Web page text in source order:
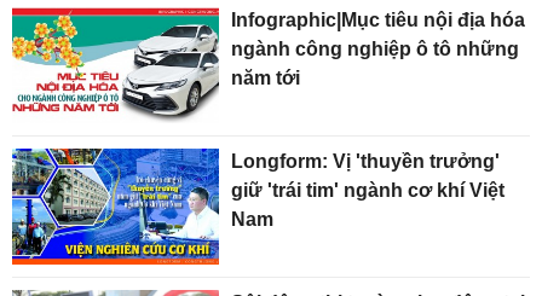
Infographic|Mục tiêu nội địa hóa
ngành công nghiệp ô tô những
năm tới
Longform: Vị 'thuyền trưởng'
giữ 'trái tim' ngành cơ khí Việt
Nam